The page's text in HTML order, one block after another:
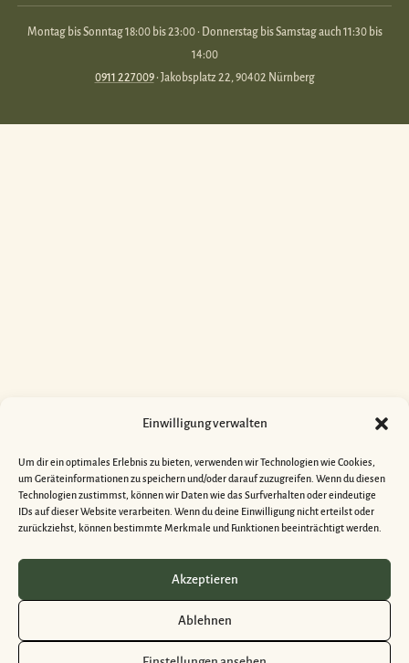
Einwilligung verwalten
Um dir ein optimales Erlebnis zu bieten, verwenden wir Technologien wie Cookies,
um Geräteinformationen zu speichern und/oder darauf zuzugreifen. Wenn du diesen
Technologien zustimmst, können wir Daten wie das Surfverhalten oder eindeutige
IDs auf dieser Website verarbeiten. Wenn du deine Einwilligung nicht erteilst oder
zurückziehst, können bestimmte Merkmale und Funktionen beeinträchtigt werden.
Akzeptieren
Ablehnen
Montag bis Sonntag 18:00 bis 23:00 · Donnerstag bis Samstag auch 11:30 bis
14:00
0911 227009· Jakobsplatz 22, 90402 Nürnberg